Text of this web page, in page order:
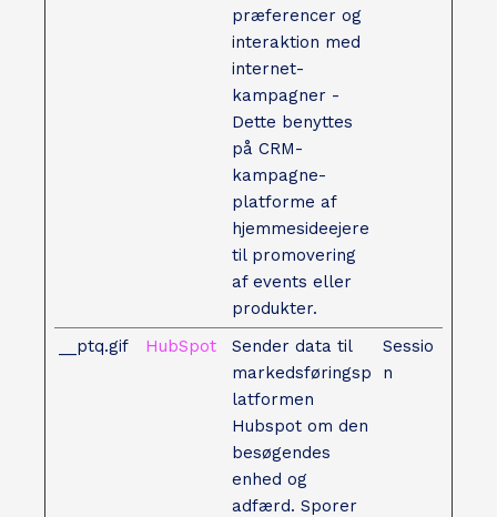
præferencer og
interaktion med
internet-
kampagner -
Dette benyttes
på CRM-
kampagne-
platforme af
hjemmesideejere
til promovering
af events eller
produkter.
__ptq.gif HubSpot
Sender data til
markedsføringsp
latformen
Hubspot om den
besøgendes
enhed og
adfærd. Sporer
Sessio
n